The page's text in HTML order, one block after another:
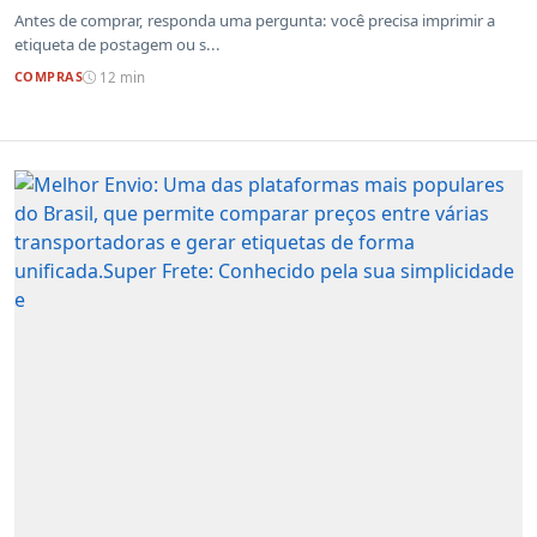
Antes de comprar, responda uma pergunta: você precisa imprimir a
etiqueta de postagem ou s...
COMPRAS 12 min